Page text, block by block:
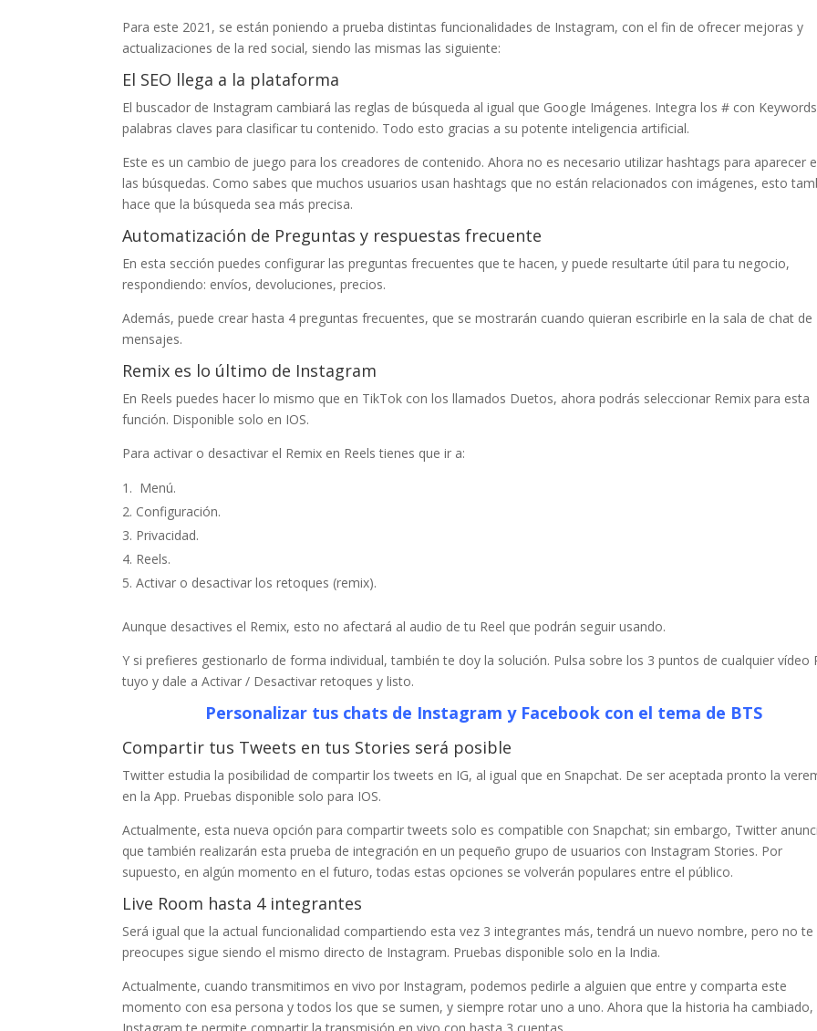
Para este 2021, se están poniendo a prueba distintas funcionalidades de Instagram, con el fin de ofrecer mejoras y
actualizaciones de la red social, siendo las mismas las siguiente:
El SEO llega a la plataforma
El buscador de Instagram cambiará las reglas de búsqueda al igual que Google Imágenes. Integra los # con
palabras claves para clasificar tu contenido. Todo esto gracias a su potente inteligencia artificial.
Este es un cambio de juego para los creadores de contenido. Ahora no es necesario utilizar hashtags para aparecer
las búsquedas. Como sabes que muchos usuarios usan hashtags que no están relacionados con imágenes, esto
hace que la búsqueda sea más precisa.
Automatización de Preguntas y respuestas frecuente
En esta sección puedes configurar las preguntas frecuentes que te hacen, y puede resultarte útil para tu negocio,
respondiendo: envíos, devoluciones, precios.
Además, puede crear hasta 4 preguntas frecuentes, que se mostrarán cuando quieran escribirle en la sala de chat de
mensajes.
Remix es lo último de Instagram
En Reels puedes hacer lo mismo que en TikTok con los llamados Duetos, ahora podrás seleccionar Remix para esta
función. Disponible solo en IOS.
Para activar o desactivar el Remix en Reels tienes que ir a:
Menú.
Configuración.
Privacidad.
Reels.
Activar o desactivar los retoques (remix).
Aunque desactives el Remix, esto no afectará al audio de tu Reel que podrán seguir usando.
Y si prefieres gestionarlo de forma individual, también te doy la solución. Pulsa sobre los 3 puntos de cualquier vídeo
tuyo y dale a Activar / Desactivar retoques y listo.
Personalizar tus chats de Instagram y Facebook con el tema de BTS
Compartir tus Tweets en tus Stories será posible
Twitter estudia la posibilidad de compartir los tweets en IG, al igual que en Snapchat. De ser aceptada pronto la
en la App. Pruebas disponible solo para IOS.
Actualmente, esta nueva opción para compartir tweets solo es compatible con Snapchat; sin embargo, Twitter
que también realizarán esta prueba de integración en un pequeño grupo de usuarios con Instagram Stories. Por
supuesto, en algún momento en el futuro, todas estas opciones se volverán populares entre el público.
Live Room hasta 4 integrantes
Será igual que la actual funcionalidad compartiendo esta vez 3 integrantes más, tendrá un nuevo nombre, pero no te
preocupes sigue siendo el mismo directo de Instagram. Pruebas disponible solo en la India.
Actualmente, cuando transmitimos en vivo por Instagram, podemos pedirle a alguien que entre y comparta este
momento con esa persona y todos los que se sumen, y siempre rotar uno a uno. Ahora que la historia ha cambiado,
Instagram te permite compartir la transmisión en vivo con hasta 3 cuentas.